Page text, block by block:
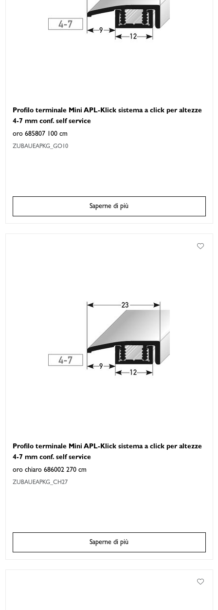
Profilo terminale Mini APL-Klick sistema a click per altezze
4-7 mm conf. self service
oro 685807 100 cm
ZUBAUEAPKG_GO10
Saperne di più
Profilo terminale Mini APL-Klick sistema a click per altezze
4-7 mm conf. self service
oro chiaro 686002 270 cm
ZUBAUEAPKG_CH27
Saperne di più